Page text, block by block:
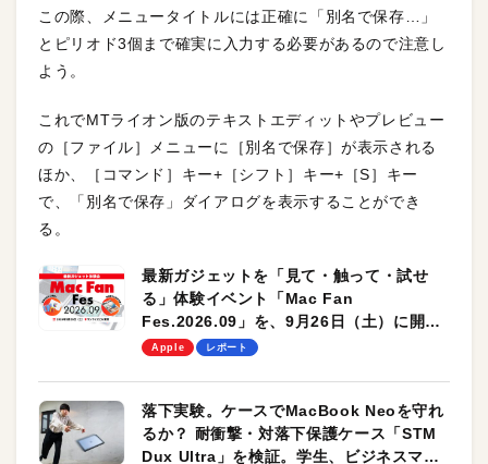
この際、メニュータイトルには正確に「別名で保存…」
とピリオド3個まで確実に入力する必要があるので注意し
よう。
これでMTライオン版のテキストエディットやプレビュー
の［ファイル］メニューに［別名で保存］が表示される
ほか、［コマンド］キー+［シフト］キー+［S］キー
で、「別名で保存」ダイアログを表示することができ
る。
最新ガジェットを「見て・触って・試せ
る」体験イベント「Mac Fan
Fes.2026.09」を、9月26日（土）に開催
します！
Apple レポート
落下実験。ケースでMacBook Neoを守れ
るか？ 耐衝撃・対落下保護ケース「STM
Dux Ultra」を検証。学生、ビジネスマン